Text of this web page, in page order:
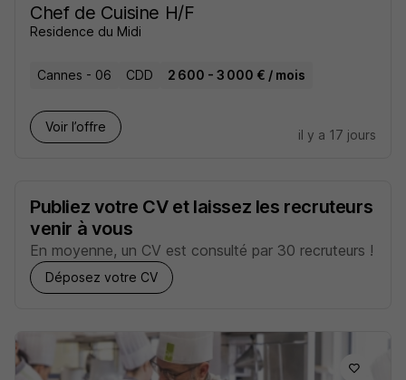
Chef de Cuisine H/F
Residence du Midi
Cannes - 06 CDD 2 600 - 3 000 € / mois
Voir l’offre
il y a 17 jours
Publiez votre CV et laissez les recruteurs
venir à vous
En moyenne, un CV est consulté par 30 recruteurs !
Déposez votre CV